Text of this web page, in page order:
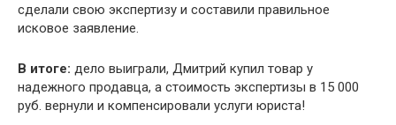
сделали свою экспертизу и составили правильное
исковое заявление.
В итоге: дело выиграли, Дмитрий купил товар у
надежного продавца, а стоимость экспертизы в 15 000
руб. вернули и компенсировали услуги юриста!